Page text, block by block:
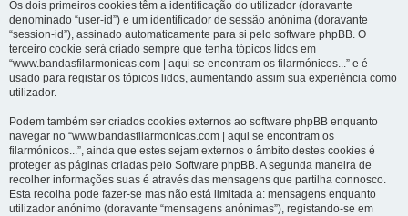
Os dois primeiros cookies têm a identificação do utilizador (doravante
denominado “user-id”) e um identificador de sessão anónima (doravante
“session-id”), assinado automaticamente para si pelo software phpBB. O
terceiro cookie será criado sempre que tenha tópicos lidos em
“www.bandasfilarmonicas.com | aqui se encontram os filarmónicos...” e é
usado para registar os tópicos lidos, aumentando assim sua experiência como
utilizador.
Podem também ser criados cookies externos ao software phpBB enquanto
navegar no “www.bandasfilarmonicas.com | aqui se encontram os
filarmónicos...”, ainda que estes sejam externos o âmbito destes cookies é
proteger as páginas criadas pelo Software phpBB. A segunda maneira de
recolher informações suas é através das mensagens que partilha connosco.
Esta recolha pode fazer-se mas não está limitada a: mensagens enquanto
utilizador anónimo (doravante “mensagens anónimas”), registando-se em